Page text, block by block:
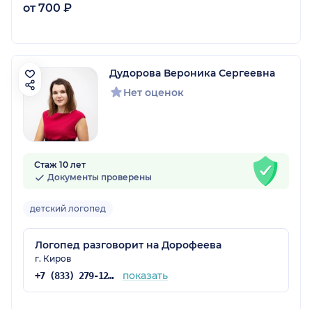
от 700 ₽
Дудорова Вероника Сергеевна
Нет оценок
Стаж 10 лет
Документы проверены
детский логопед
Логопед разговорит на Дорофеева
г. Киров
+7 (833) 279-12-71 показать